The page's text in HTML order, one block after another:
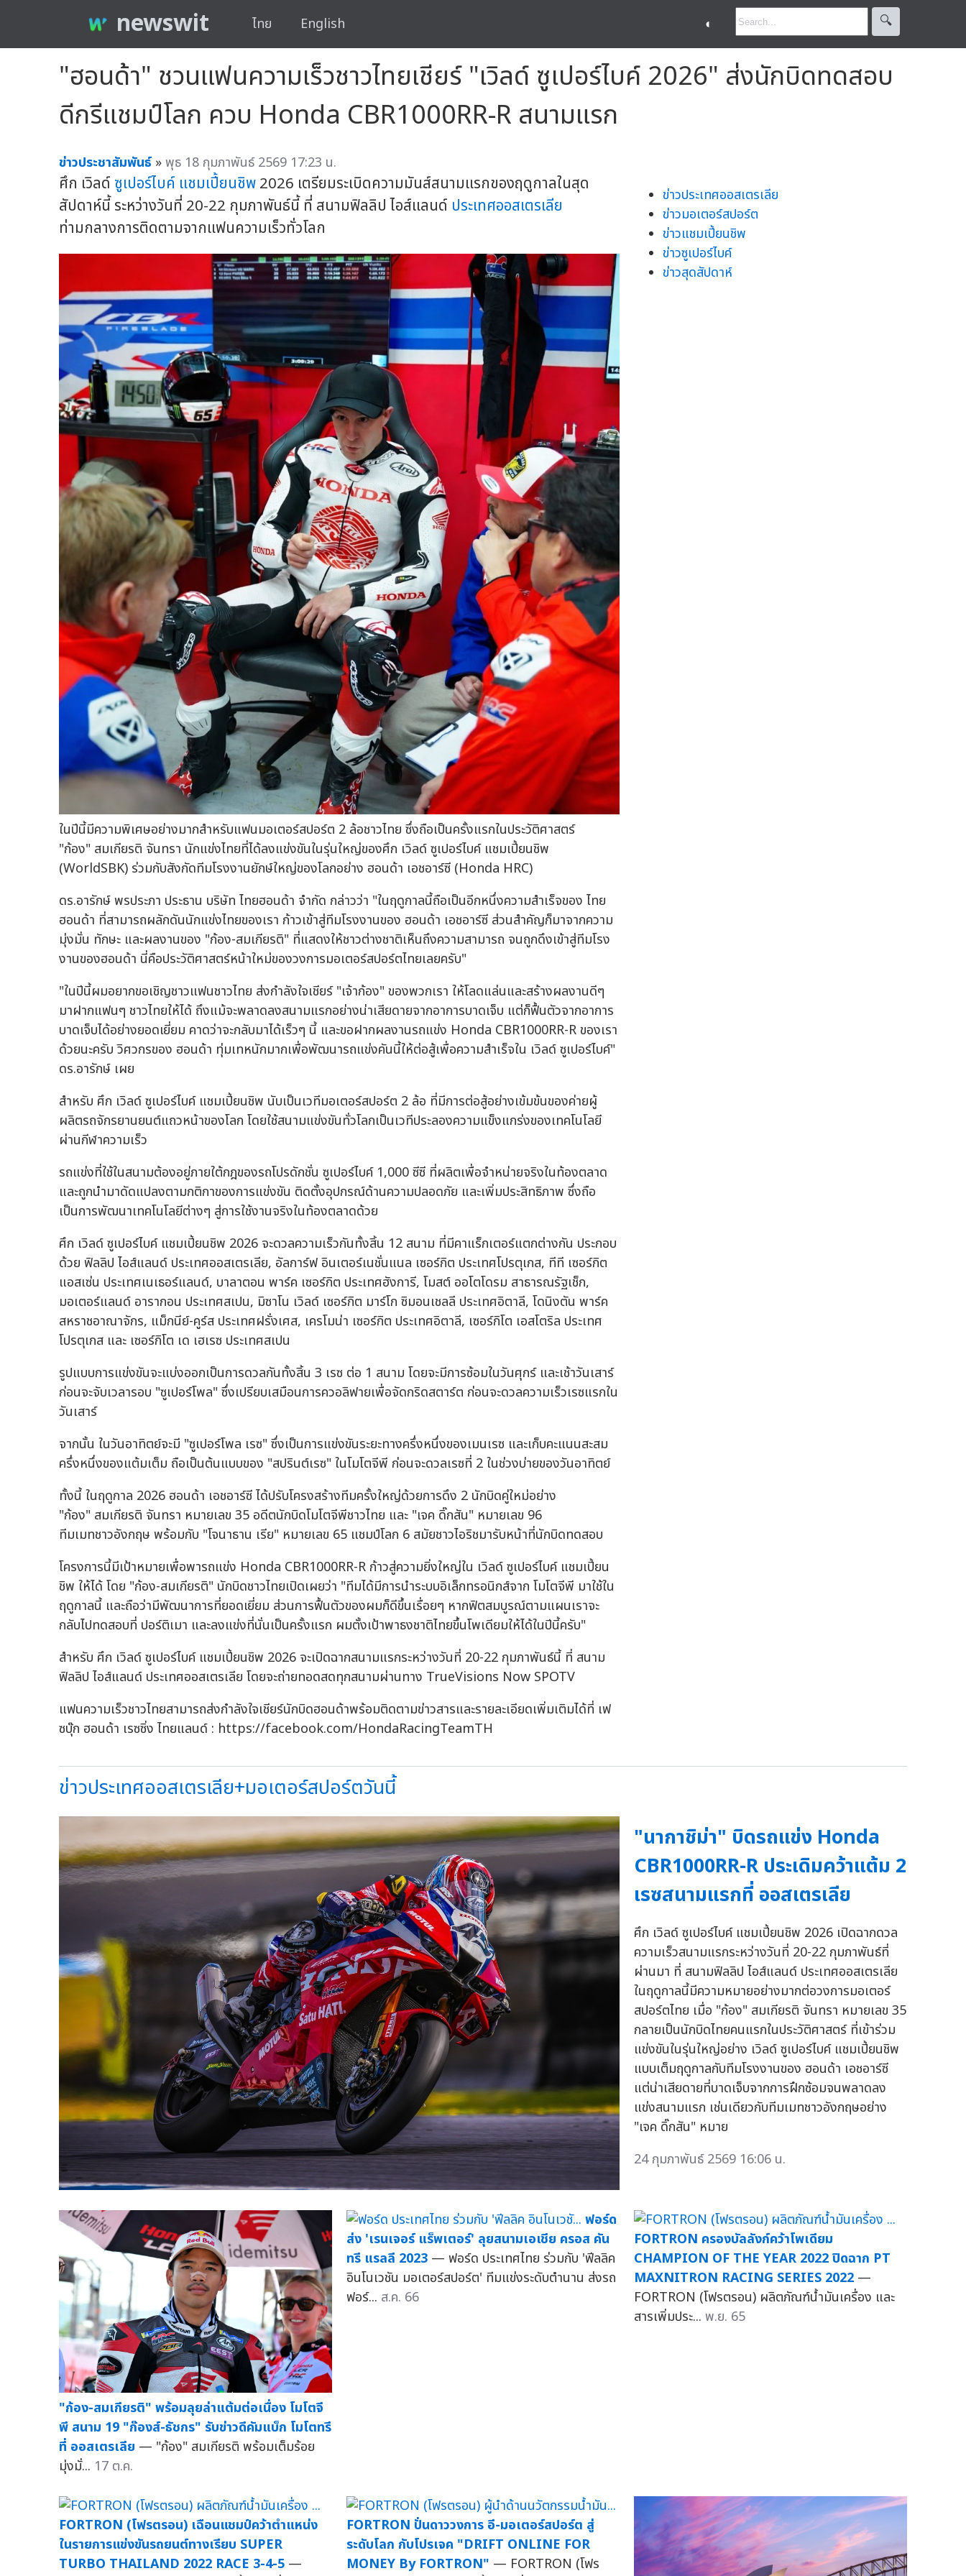
newswit ไทย English ◐ 🔍︎
"ฮอนด้า" ชวนแฟนความเร็วชาวไทยเชียร์ "เวิลด์ ซูเปอร์ไบค์ 2026" ส่งนักบิดทดสอบ
ดีกรีแชมป์โลก ควบ Honda CBR1000RR-R สนามแรก
ข่าวประชาสัมพันธ์ »พุธ 18 กุมภาพันธ์ 2569 17:23 น.
ศึก เวิลด์ ซูเปอร์ไบค์ แชมเปี้ยนชิพ2026 เตรียมระเบิดความมันส์สนามแรกของฤดูกาลในสุด
สัปดาห์นี้ ระหว่างวันที่ 20-22 กุมภาพันธ์นี้ ที่ สนามฟิลลิป ไอส์แลนด์ ประเทศออสเตรเลีย
ท่ามกลางการติดตามจากแฟนความเร็วทั่วโลก
ในปีนี้มีความพิเศษอย่างมากสำหรับแฟนมอเตอร์สปอร์ต 2 ล้อชาวไทย ซึ่งถือเป็นครั้งแรกในประวัติศาสตร์
"ก้อง" สมเกียรติ จันทรา นักแข่งไทยที่ได้ลงแข่งขันในรุ่นใหญ่ของศึก เวิลด์ ซูเปอร์ไบค์ แชมเปี้ยนชิพ
(WorldSBK) ร่วมกับสังกัดทีมโรงงานยักษ์ใหญ่ของโลกอย่าง ฮอนด้า เอชอาร์ซี (Honda HRC)
ดร.อารักษ์ พรประภา ประธาน บริษัท ไทยฮอนด้า จำกัด กล่าวว่า "ในฤดูกาลนี้ถือเป็นอีกหนึ่งความสำเร็จของ ไทย
ฮอนด้า ที่สามารถผลักดันนักแข่งไทยของเรา ก้าวเข้าสู่ทีมโรงงานของ ฮอนด้า เอชอาร์ซี ส่วนสำคัญก็มาจากความ
มุ่งมั่น ทักษะ และผลงานของ "ก้อง-สมเกียรติ" ที่แสดงให้ชาวต่างชาติเห็นถึงความสามารถ จนถูกดึงเข้าสู่ทีมโรง
งานของฮอนด้า นี่คือประวัติศาสตร์หน้าใหม่ของวงการมอเตอร์สปอร์ตไทยเลยครับ"
"ในปีนี้ผมอยากขอเชิญชาวแฟนชาวไทย ส่งกำลังใจเชียร์ "เจ้าก้อง" ของพวกเรา ให้โลดแล่นและสร้างผลงานดีๆ
มาฝากแฟนๆ ชาวไทยให้ได้ ถึงแม้จะพลาดลงสนามแรกอย่างน่าเสียดายจากอาการบาดเจ็บ แต่ก็ฟื้นตัวจากอาการ
บาดเจ็บได้อย่างยอดเยี่ยม คาดว่าจะกลับมาได้เร็วๆ นี้ และขอฝากผลงานรถแข่ง Honda CBR1000RR-R ของเรา
ด้วยนะครับ วิศวกรของ ฮอนด้า ทุ่มเทหนักมากเพื่อพัฒนารถแข่งคันนี้ให้ต่อสู้เพื่อความสำเร็จใน เวิลด์ ซูเปอร์ไบค์"
ดร.อารักษ์ เผย
สำหรับ ศึก เวิลด์ ซูเปอร์ไบค์ แชมเปี้ยนชิพ นับเป็นเวทีมอเตอร์สปอร์ต 2 ล้อ ที่มีการต่อสู้อย่างเข้มข้นของค่ายผู้
ผลิตรถจักรยานยนต์แถวหน้าของโลก โดยใช้สนามแข่งขันทั่วโลกเป็นเวทีประลองความแข็งแกร่งของเทคโนโลยี
ผ่านกีฬาความเร็ว
รถแข่งที่ใช้ในสนามต้องอยู่ภายใต้กฎของรถโปรดักชั่น ซูเปอร์ไบค์ 1,000 ซีซี ที่ผลิตเพื่อจำหน่ายจริงในท้องตลาด
และถูกนำมาดัดแปลงตามกติกาของการแข่งขัน ติดตั้งอุปกรณ์ด้านความปลอดภัย และเพิ่มประสิทธิภาพ ซึ่งถือ
เป็นการพัฒนาเทคโนโลยีต่างๆ สู่การใช้งานจริงในท้องตลาดด้วย
ศึก เวิลด์ ซูเปอร์ไบค์ แชมเปี้ยนชิพ 2026 จะดวลความเร็วกันทั้งสิ้น 12 สนาม ที่มีคาแร็กเตอร์แตกต่างกัน ประกอบ
ด้วย ฟิลลิป ไอส์แลนด์ ประเทศออสเตรเลีย, อัลการ์ฟ อินเตอร์เนชั่นแนล เซอร์กิต ประเทศโปรตุเกส, ทีที เซอร์กิต
แอสเซ่น ประเทศเนเธอร์แลนด์, บาลาตอน พาร์ค เซอร์กิต ประเทศฮังการี, โมสต์ ออโตโดรม สาธารณรัฐเช็ก,
มอเตอร์แลนด์ อารากอน ประเทศสเปน, มิซาโน เวิลด์ เซอร์กิต มาร์โก ซิมอนเชลลี ประเทศอิตาลี, โดนิงตัน พาร์ค
สหราชอาณาจักร, แม็กนีย์-คูร์ส ประเทศฝรั่งเศส, เครโมน่า เซอร์กิต ประเทศอิตาลี, เซอร์กิโต เอสโตริล ประเทศ
โปรตุเกส และ เซอร์กิโต เด เฮเรซ ประเทศสเปน
รูปแบบการแข่งขันจะแบ่งออกเป็นการดวลกันทั้งสิ้น 3 เรซ ต่อ 1 สนาม โดยจะมีการซ้อมในวันศุกร์ และเช้าวันเสาร์
ก่อนจะจับเวลารอบ "ซูเปอร์โพล" ซึ่งเปรียบเสมือนการควอลิฟายเพื่อจัดกริดสตาร์ต ก่อนจะดวลความเร็วเรซแรกใน
วันเสาร์
จากนั้น ในวันอาทิตย์จะมี "ซูเปอร์โพล เรซ" ซึ่งเป็นการแข่งขันระยะทางครึ่งหนึ่งของเมนเรซ และเก็บคะแนนสะสม
ครึ่งหนึ่งของแต้มเต็ม ถือเป็นต้นแบบของ "สปรินต์เรซ" ในโมโตจีพี ก่อนจะดวลเรซที่ 2 ในช่วงบ่ายของวันอาทิตย์
ทั้งนี้ ในฤดูกาล 2026 ฮอนด้า เอชอาร์ซี ได้ปรับโครงสร้างทีมครั้งใหญ่ด้วยการดึง 2 นักบิดคู่ใหม่อย่าง
"ก้อง" สมเกียรติ จันทรา หมายเลข 35 อดีตนักบิดโมโตจีพีชาวไทย และ "เจค ดิ๊กสัน" หมายเลข 96
ทีมเมทชาวอังกฤษ พร้อมกับ "โจนาธาน เรีย" หมายเลข 65 แชมป์โลก 6 สมัยชาวไอริชมารับหน้าที่นักบิดทดสอบ
โครงการนี้มีเป้าหมายเพื่อพารถแข่ง Honda CBR1000RR-R ก้าวสู่ความยิ่งใหญ่ใน เวิลด์ ซูเปอร์ไบค์ แชมเปี้ยน
ชิพ ให้ได้ โดย "ก้อง-สมเกียรติ" นักบิดชาวไทยเปิดเผยว่า "ทีมได้มีการนำระบบอิเล็กทรอนิกส์จาก โมโตจีพี มาใช้ใน
ฤดูกาลนี้ และถือว่ามีพัฒนาการที่ยอดเยี่ยม ส่วนการฟื้นตัวของผมก็ดีขึ้นเรื่อยๆ หากฟิตสมบูรณ์ตามแผนเราจะ
กลับไปทดสอบที่ ปอร์ติเมา และลงแข่งที่นั่นเป็นครั้งแรก ผมตั้งเป้าพาธงชาติไทยขึ้นโพเดียมให้ได้ในปีนี้ครับ"
สำหรับ ศึก เวิลด์ ซูเปอร์ไบค์ แชมเปี้ยนชิพ 2026 จะเปิดฉากสนามแรกระหว่างวันที่ 20-22 กุมภาพันธ์นี้ ที่ สนาม
ฟิลลิป ไอส์แลนด์ ประเทศออสเตรเลีย โดยจะถ่ายทอดสดทุกสนามผ่านทาง TrueVisions Now SPOTV
แฟนความเร็วชาวไทยสามารถส่งกำลังใจเชียร์นักบิดฮอนด้าพร้อมติดตามข่าวสารและรายละเอียดเพิ่มเติมได้ที่ เฟ
ซบุ๊ก ฮอนด้า เรซซิ่ง ไทยแลนด์ : https://facebook.com/HondaRacingTeamTH
ข่าวประเทศออสเตรเลีย
ข่าวมอเตอร์สปอร์ต
ข่าวแชมเปี้ยนชิพ
ข่าวซูเปอร์ไบค์
ข่าวสุดสัปดาห์
ข่าวประเทศออสเตรเลีย+มอเตอร์สปอร์ตวันนี้
"นากาชิม่า" บิดรถแข่ง Honda
CBR1000RR-R ประเดิมคว้าแต้ม 2
เรซสนามแรกที่ ออสเตรเลีย
ศึก เวิลด์ ซูเปอร์ไบค์ แชมเปี้ยนชิพ 2026 เปิดฉากดวล
ความเร็วสนามแรกระหว่างวันที่ 20-22 กุมภาพันธ์ที่
ผ่านมา ที่ สนามฟิลลิป ไอส์แลนด์ ประเทศออสเตรเลีย
ในฤดูกาลนี้มีความหมายอย่างมากต่อวงการมอเตอร์
สปอร์ตไทย เมื่อ "ก้อง" สมเกียรติ จันทรา หมายเลข 35
กลายเป็นนักบิดไทยคนแรกในประวัติศาสตร์ ที่เข้าร่วม
แข่งขันในรุ่นใหญ่อย่าง เวิลด์ ซูเปอร์ไบค์ แชมเปี้ยนชิพ
แบบเต็มฤดูกาลกับทีมโรงงานของ ฮอนด้า เอชอาร์ซี
แต่น่าเสียดายที่บาดเจ็บจากการฝึกซ้อมจนพลาดลง
แข่งสนามแรก เช่นเดียวกับทีมเมทชาวอังกฤษอย่าง
"เจค ดิ๊กสัน" หมาย
24 กุมภาพันธ์ 2569 16:06 น.
"ก้อง-สมเกียรติ" พร้อมลุยล่าแต้มต่อเนื่อง โมโตจี
พี สนาม 19 "ก๊องส์-ธัชกร" รับข่าวดีคัมแบ็ก โมโตทรี
ที่ ออสเตรเลีย — "ก้อง" สมเกียรติ พร้อมเต็มร้อย
มุ่งมั่... 17 ต.ค.
ฟอร์ด
ส่ง 'เรนเจอร์ แร็พเตอร์' ลุยสนามเอเชีย ครอส คัน
ทรี แรลลี 2023 — ฟอร์ด ประเทศไทย ร่วมกับ 'ฟีลลิค
อินโนเวชัน มอเตอร์สปอร์ต' ทีมแข่งระดับตำนาน ส่งรถ
ฟอร์... ส.ค. 66
FORTRON ครองบัลลังก์คว้าโพเดียม
CHAMPION OF THE YEAR 2022 ปิดฉาก PT
MAXNITRON RACING SERIES 2022 —
FORTRON (โฟรตรอน) ผลิตภัณฑ์น้ำมันเครื่อง และ
สารเพิ่มประ... พ.ย. 65
FORTRON (โฟรตรอน) เฉือนแชมป์คว้าตำแหน่ง
ในรายการแข่งขันรถยนต์ทางเรียบ SUPER
TURBO THAILAND 2022 RACE 3-4-5 —
FORTRON ปั่นดาววงการ อี-มอเตอร์สปอร์ต สู่
ระดับโลก กับโปรเจค "DRIFT ONLINE FOR
MONEY By FORTRON" — FORTRON (โฟร